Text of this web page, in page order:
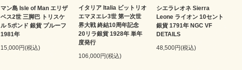
マン島 Isle of Man エリザ
ベス2世 三脚巴 トリスケ
ル 5ポンド 銀貨 プルーフ
1981年
15,000円(税込)
イタリア Italia ビットリオ
エマヌエレ3世 第一次世
界大戦 終結10周年記念
20リラ銀貨 1928年 単年
度発行
106,000円(税込)
シエラレオネ Sierra
Leone ライオン 10セント
銀貨 1791年 NGC VF
DETAILS
48,500円(税込)